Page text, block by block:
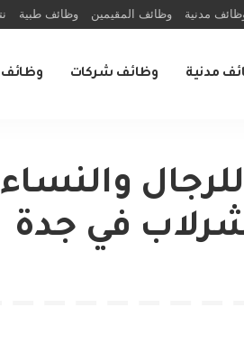
مدنية وظائف المقيمين وظائف طبية
مدنية وظائف شركات
في جدة